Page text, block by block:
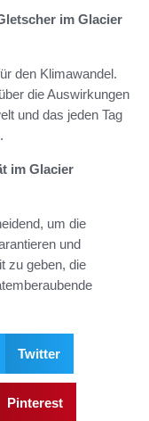
im Glacier
den Klimawandel.
die Auswirkungen
und das jeden Tag
im Glacier
um die
und
zu geben, die
Twitter
Pinterest